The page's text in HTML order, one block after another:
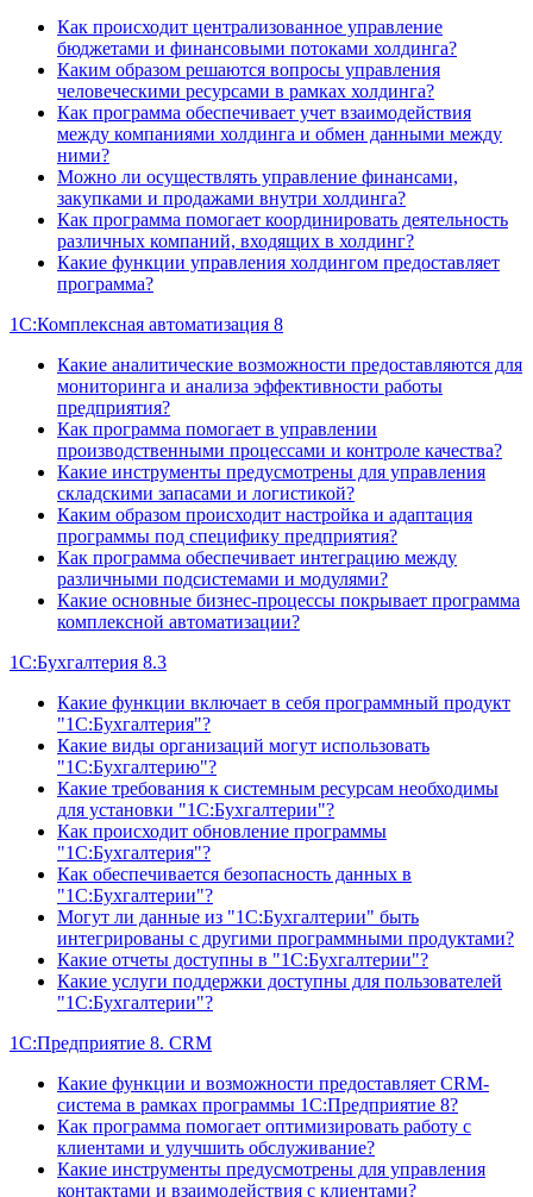
Как происходит централизованное управление
бюджетами и финансовыми потоками холдинга?
Каким образом решаются вопросы управления
человеческими ресурсами в рамках холдинга?
Как программа обеспечивает учет взаимодействия
между компаниями холдинга и обмен данными между
ними?
Можно ли осуществлять управление финансами,
закупками и продажами внутри холдинга?
Как программа помогает координировать деятельность
различных компаний, входящих в холдинг?
Какие функции управления холдингом предоставляет
программа?
1С:Комплексная автоматизация 8
Какие аналитические возможности предоставляются для
мониторинга и анализа эффективности работы
предприятия?
Как программа помогает в управлении
производственными процессами и контроле качества?
Какие инструменты предусмотрены для управления
складскими запасами и логистикой?
Каким образом происходит настройка и адаптация
программы под специфику предприятия?
Как программа обеспечивает интеграцию между
различными подсистемами и модулями?
Какие основные бизнес-процессы покрывает программа
комплексной автоматизации?
1С:Бухгалтерия 8.3
Какие функции включает в себя программный продукт
"1С:Бухгалтерия"?
Какие виды организаций могут использовать
"1С:Бухгалтерию"?
Какие требования к системным ресурсам необходимы
для установки "1С:Бухгалтерии"?
Как происходит обновление программы
"1С:Бухгалтерия"?
Как обеспечивается безопасность данных в
"1С:Бухгалтерии"?
Могут ли данные из "1С:Бухгалтерии" быть
интегрированы с другими программными продуктами?
Какие отчеты доступны в "1С:Бухгалтерии"?
Какие услуги поддержки доступны для пользователей
"1С:Бухгалтерии"?
1С:Предприятие 8. CRM
Какие функции и возможности предоставляет CRM-
система в рамках программы 1С:Предприятие 8?
Как программа помогает оптимизировать работу с
клиентами и улучшить обслуживание?
Какие инструменты предусмотрены для управления
контактами и взаимодействия с клиентами?